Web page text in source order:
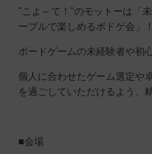
"こよ～て！"のモットーは「
ーブルで楽しめるボドゲ会」！
ボードゲームの未経験者や初
個人に合わせたゲーム選定や
を過ごしていただけるよう、
■会場